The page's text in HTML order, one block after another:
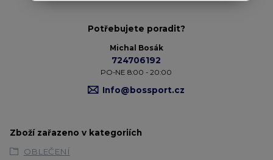
Potřebujete poradit?
Michal Bosák
724706192
PO-NE 8:00 - 20:00
Info@bossport.cz
Zboží zařazeno v kategoriích
OBLEČENÍ